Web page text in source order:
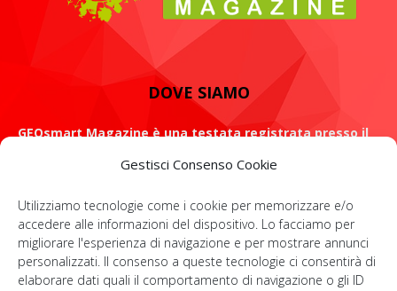
Gestisci Consenso Cookie
Utilizziamo tecnologie come i cookie per memorizzare e/o
accedere alle informazioni del dispositivo. Lo facciamo per
migliorare l'esperienza di navigazione e per mostrare annunci
personalizzati. Il consenso a queste tecnologie ci consentirà di
elaborare dati quali il comportamento di navigazione o gli ID
DOVE SIAMO
GEOsmart Magazine è una testata registrata presso il
ROMA: Via Casilina 98, 00182
Contattaci:info@geosmartmagazine.it